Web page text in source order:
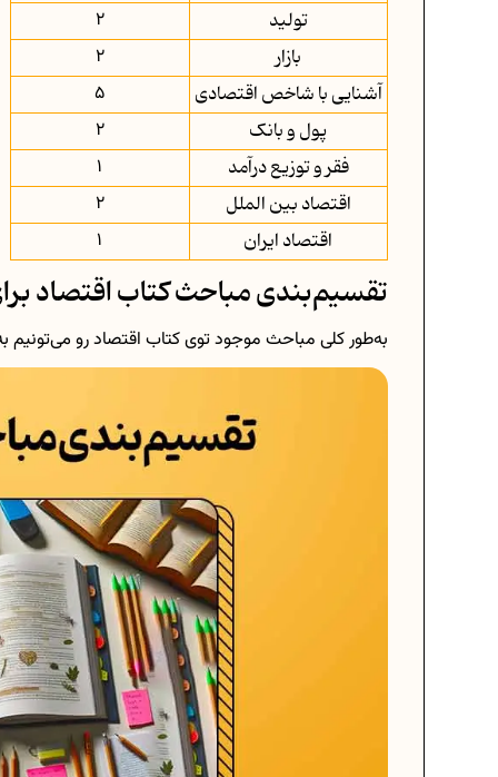
تولید 2
بازار 2
آشنایی با شاخص اقتصادی 5
پول و بانک 2
فقر و توزیع درآمد 1
اقتصاد بین الملل 2
اقتصاد ایران 1
تقسیم‌بندی مباحث کتاب اقتصاد
به‌طور کلی مباحث موجود توی کتاب اقتصاد رو می‌تونیم